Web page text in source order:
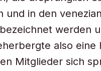
und in den
werden
also eine
Mitglieder sich